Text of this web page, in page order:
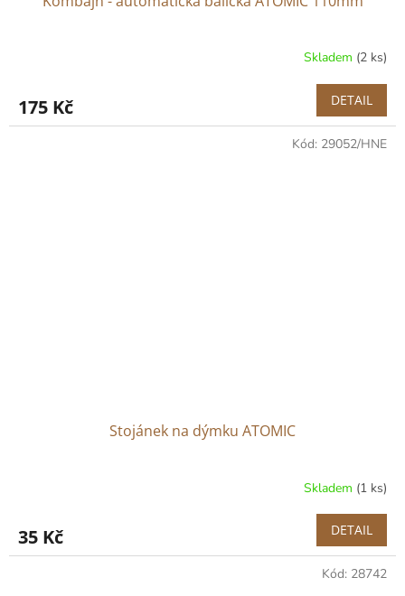
Skladem (2 ks)
175 Kč DETAIL
Stojánek na dýmku ATOMIC
Skladem (1 ks)
35 Kč DETAIL
Kód: 29052/HNE
Kód: 28742